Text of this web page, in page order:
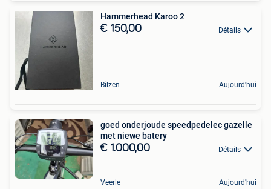
Hammerhead Karoo 2
€ 150,00 Détails
Bilzen Aujourd'hui
goed onderjoude speedpedelec gazelle
met niewe batery
€ 1.000,00 Détails
Veerle Aujourd'hui